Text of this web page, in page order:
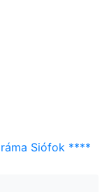
Siófok ****